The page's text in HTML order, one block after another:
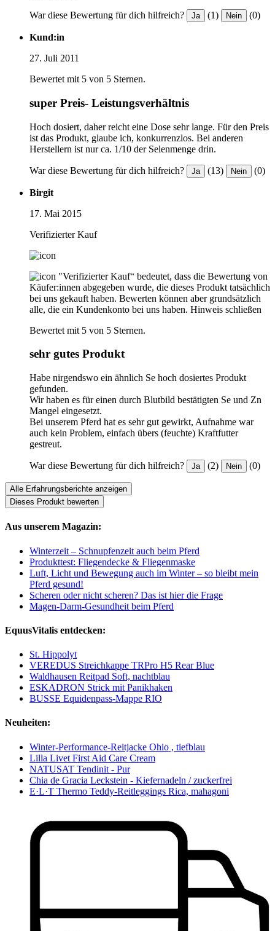
War diese Bewertung für dich hilfreich? Ja (1) Nein (0)
Kund:in
27. Juli 2011
Bewertet mit 5 von 5 Sternen.
super Preis- Leistungsverhältnis
Hoch dosiert, daher reicht eine Dose sehr lange. Für den Preis
ist das Produkt, glaube ich, konkurrenzlos. Bei anderen
Herstellern ist nur ca. 1/10 der Selenmenge drin.
War diese Bewertung für dich hilfreich? Ja (13) Nein (0)
Birgit
17. Mai 2015
Verifizierter Kauf
"Verifizierter Kauf“ bedeutet, dass die Bewertung von
Käufer:innen abgegeben wurde, die dieses Produkt tatsächlich
bei uns gekauft haben. Bewerten können aber grundsätzlich
alle, die ein Kundenkonto bei uns haben. Hinweis schließen
Bewertet mit 5 von 5 Sternen.
sehr gutes Produkt
Habe nirgendswo ein ähnlich Se hoch dosiertes Produkt
gefunden.
Wir haben es für einen durch Blutbild bestätigten Se und Zn
Mangel eingesetzt.
Bei unserem Pferd hat es sehr gut gewirkt, Aufnahme war
auch kein Problem, einfach übers (feuchte) Kraftfutter
gestreut.
War diese Bewertung für dich hilfreich? Ja (2) Nein (0)
Alle Erfahrungsberichte anzeigen
Dieses Produkt bewerten
Aus unserem Magazin:
Winterzeit – Schnupfenzeit auch beim Pferd
Produkttest: Fliegendecke & Fliegenmaske
Luft, Licht und Bewegung auch im Winter – so bleibt mein
Pferd gesund!
Scheren oder nicht scheren? Das ist hier die Frage
Magen-Darm-Gesundheit beim Pferd
EquusVitalis entdecken:
St. Hippolyt
VEREDUS Streichkappe TRPro H5 Rear Blue
Waldhausen Reitpad Soft, nachtblau
ESKADRON Strick mit Panikhaken
BUSSE Equidenpass-Mappe RIO
Neuheiten:
Winter-Performance-Reitjacke Ohio , tiefblau
Lilla Livet First Aid Care Cream
NATUSAT Tendinit - Pur
Chia de Gracia Leckstein - Kiefernadeln / zuckerfrei
E·L·T Thermo Teddy-Reitleggings Rica, mahagoni